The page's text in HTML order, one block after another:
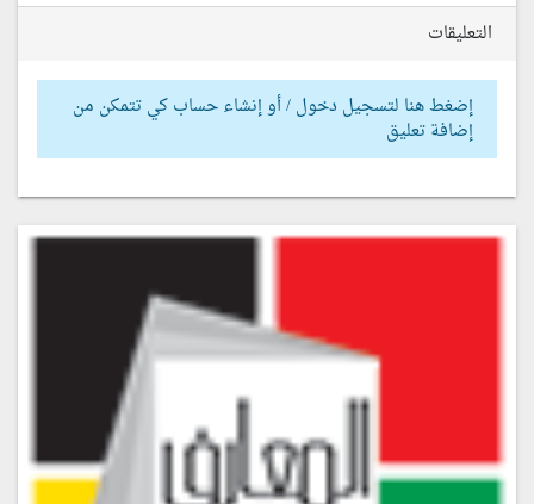
التعليقات
إضغط هنا لتسجيل دخول / أو إنشاء حساب كي تتمكن من
إضافة تعليق